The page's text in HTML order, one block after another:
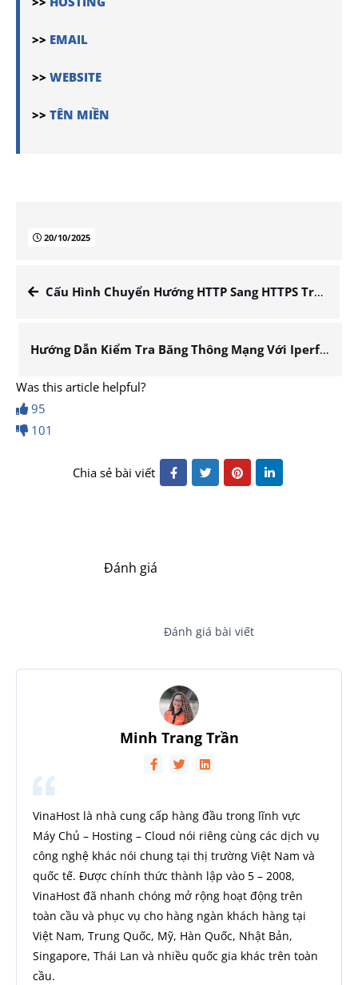
>> EMAIL
>> WEBSITE
>> TÊN MIỀN
20/10/2025
Cấu Hình Chuyển Hướng HTTP Sang HTTPS Trên Module Rewrite
Hướng Dẫn Kiểm Tra Băng Thông Mạng Với Iperf
Was this article helpful?
95
101
Chia sẻ bài viết
Đánh giá
Đánh giá bài viết
Minh Trang Trần
VinaHost là nhà cung cấp hàng đầu trong lĩnh vực
Máy Chủ – Hosting – Cloud nói riêng cùng các dịch vụ
công nghệ khác nói chung tại thị trường Việt Nam và
quốc tế. Được chính thức thành lập vào 5 – 2008,
VinaHost đã nhanh chóng mở rộng hoạt động trên
toàn cầu và phục vụ cho hàng ngàn khách hàng tại
Việt Nam, Trung Quốc, Mỹ, Hàn Quốc, Nhật Bản,
Singapore, Thái Lan và nhiều quốc gia khác trên toàn
cầu.